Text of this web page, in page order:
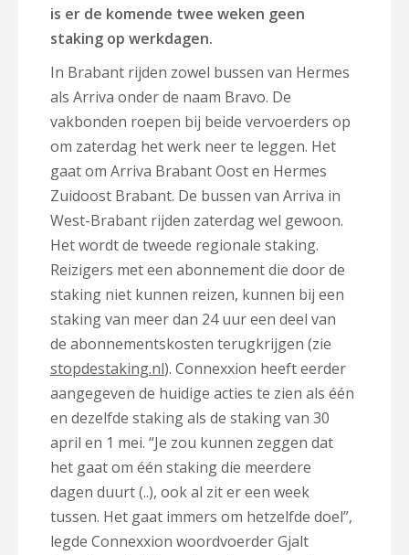
is er de komende twee weken geen
staking op werkdagen.
In Brabant rijden zowel bussen van Hermes
als Arriva onder de naam Bravo. De
vakbonden roepen bij beide vervoerders op
om zaterdag het werk neer te leggen. Het
gaat om Arriva Brabant Oost en Hermes
Zuidoost Brabant. De bussen van Arriva in
West-Brabant rijden zaterdag wel gewoon.
Het wordt de tweede regionale staking.
Reizigers met een abonnement die door de
staking niet kunnen reizen, kunnen bij een
staking van meer dan 24 uur een deel van
de abonnementskosten terugkrijgen (zie
stopdestaking.nl). Connexxion heeft eerder
aangegeven de huidige acties te zien als één
en dezelfde staking als de staking van 30
april en 1 mei. “Je zou kunnen zeggen dat
het gaat om één staking die meerdere
dagen duurt (..), ook al zit er een week
tussen. Het gaat immers om hetzelfde doel”,
legde Connexxion woordvoerder Gjalt